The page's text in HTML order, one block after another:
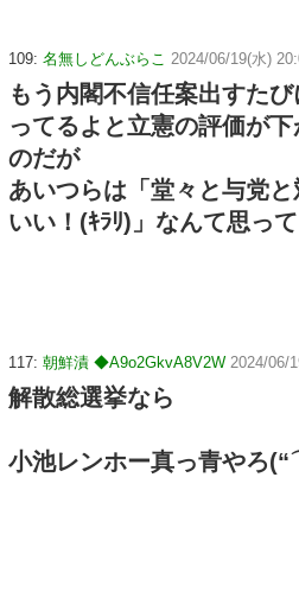
109: 名無しどんぶらこ 2024/06/19(水)
もう内閣不信任案出すた
ってるよと立憲の評価が
のだが
あいつらは「堂々と与党
いい！(ｷﾗﾘ)」なんて思っ
117: 朝鮮漬 ◆A9o2GkvA8V2W 2024/06/
解散総選挙なら
小池レンホー真っ青やろ